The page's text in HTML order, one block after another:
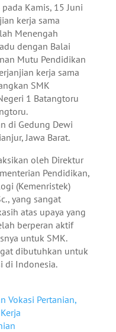
pada Kamis, 15 Juni
kerja sama
Menengah
dengan Balai
Mutu Pendidikan
kerja sama
SMK
1 Batangtoru
di Gedung Dewi
Jawa Barat.
oleh Direktur
Pendidikan,
(Kemenristek)
yang sangat
atas upaya yang
berperan aktif
untuk SMK.
dibutuhkan untuk
di Indonesia.
Vokasi Pertanian,